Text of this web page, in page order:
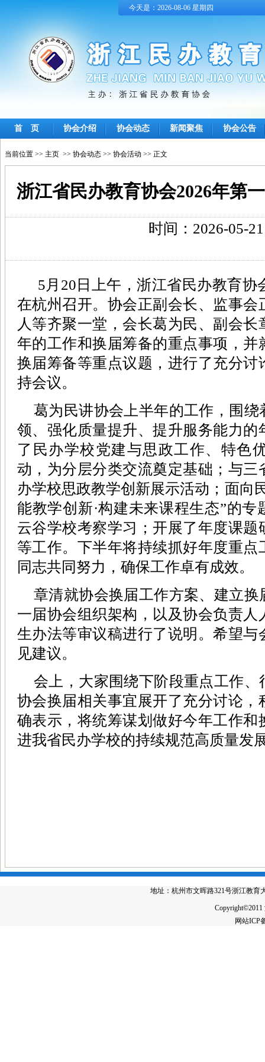
今天是：2026-08-06 星期四
首 页 协会介绍 协会动态 新闻聚焦 协会公告
当前位置 >> 主页 >> 协会动态 >> 协会活动 >> 正文
浙江省民办教育协会2026年第
时间：2026-05-
5月20日上午，浙江省民办教育协
在杭州召开。协会正副会长、监事
人等齐聚一堂，会长葛为民、副会
年的工作和换届筹备的重点事项，
换届筹备等重点议题，进行了充分
持会议。
葛为民讲协会上半年的工作，围
领、强化质量提升、提升服务能力
了民办学校党建与思政工作、特色
动，为分层分类交流奠定基础；与
办学校思政教学创新展示活动；面向
能教学创新·构建未来课程生态”的
云谷学校考察学习；开展了年度课
等工作。下半年将持续抓好年度重
同志共同努力，确保工作卓有成效。
章清就协会换届工作方案、建立
一届协会组织架构，以及协会负责
生办法等审议稿进行了说明。希望
见建议。
会上，大家围绕下阶段重点工作
协会换届相关事宜展开了充分讨论
确表示，将统筹谋划做好今年工作
进我省民办学校的持续规范高质量发
地址：杭州市文晖路321号浙江教育
Copyright©2011
网站ICP